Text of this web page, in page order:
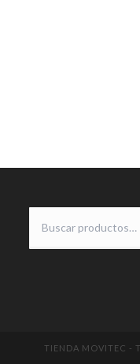
TIENDA MOVITEC -